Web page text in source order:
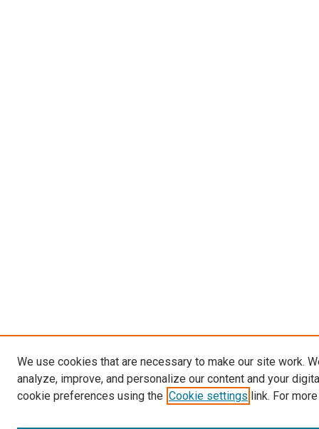
We use cookies that are necessary to make our site work.
analyze, improve, and personalize our content and your
cookie preferences using the Cookie settings link. For